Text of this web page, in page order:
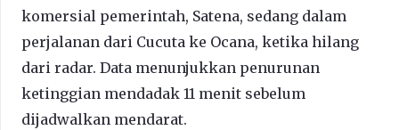
komersial pemerintah, Satena, sedang dalam
perjalanan dari Cucuta ke Ocana, ketika hilang
dari radar. Data menunjukkan penurunan
ketinggian mendadak 11 menit sebelum
dijadwalkan mendarat.